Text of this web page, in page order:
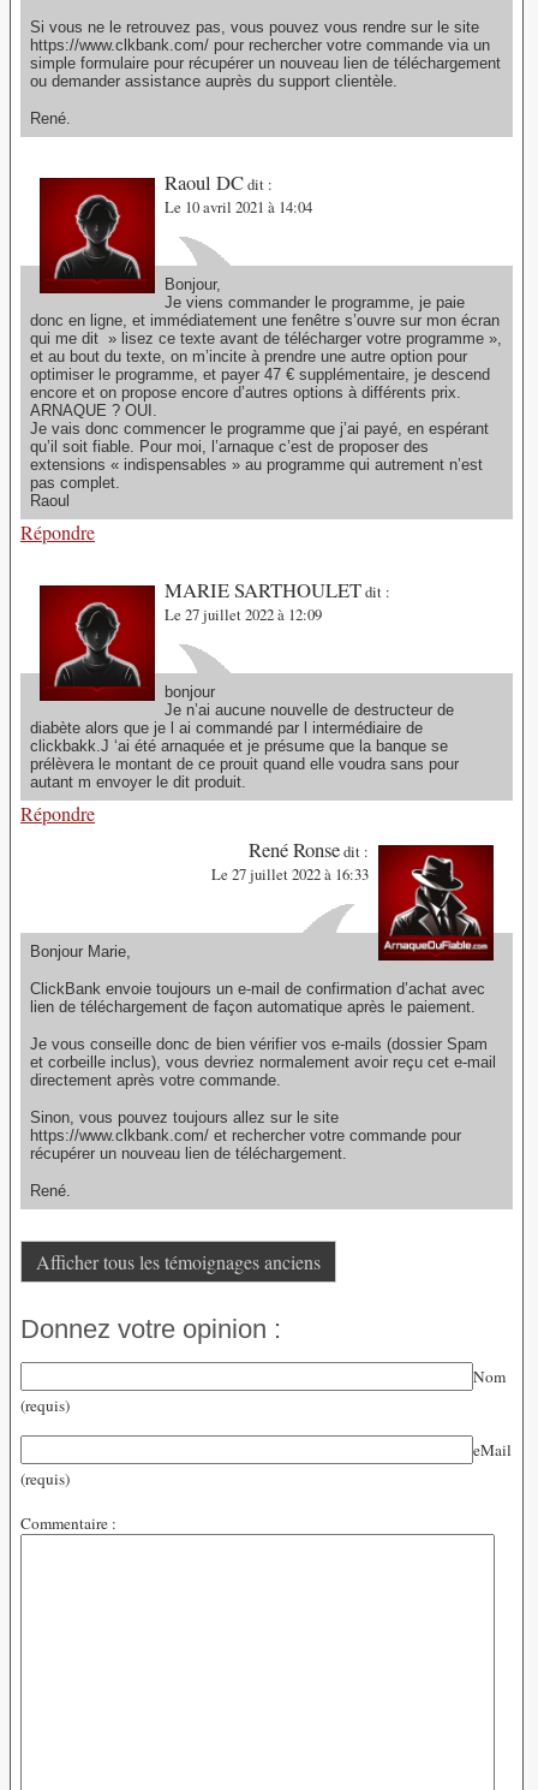
Si vous ne le retrouvez pas, vous pouvez vous rendre sur le site
https://www.clkbank.com/ pour rechercher votre commande via un
simple formulaire pour récupérer un nouveau lien de téléchargement
ou demander assistance auprès du support clientèle.
René.
Raoul DCdit :
Le 10 avril 2021 à 14:04
Bonjour,
Je viens commander le programme, je paie
donc en ligne, et immédiatement une fenêtre s’ouvre sur mon écran
qui me dit » lisez ce texte avant de télécharger votre programme »,
et au bout du texte, on m’incite à prendre une autre option pour
optimiser le programme, et payer 47 € supplémentaire, je descend
encore et on propose encore d’autres options à différents prix.
ARNAQUE ? OUI.
Je vais donc commencer le programme que j’ai payé, en espérant
qu’il soit fiable. Pour moi, l’arnaque c’est de proposer des
extensions « indispensables » au programme qui autrement n’est
pas complet.
Raoul
Répondre
MARIE SARTHOULETdit :
Le 27 juillet 2022 à 12:09
bonjour
Je n’ai aucune nouvelle de destructeur de
diabète alors que je l ai commandé par l intermédiaire de
clickbakk.J ‘ai été arnaquée et je présume que la banque se
prélèvera le montant de ce prouit quand elle voudra sans pour
autant m envoyer le dit produit.
Répondre
René Ronsedit :
Le 27 juillet 2022 à 16:33
Bonjour Marie,
ClickBank envoie toujours un e-mail de confirmation d’achat avec
lien de téléchargement de façon automatique après le paiement.
Je vous conseille donc de bien vérifier vos e-mails (dossier Spam
et corbeille inclus), vous devriez normalement avoir reçu cet e-mail
directement après votre commande.
Sinon, vous pouvez toujours allez sur le site
https://www.clkbank.com/ et rechercher votre commande pour
récupérer un nouveau lien de téléchargement.
René.
Afficher tous les témoignages anciens
Donnez votre opinion :
Nom
(requis)
eMail
(requis)
Commentaire :